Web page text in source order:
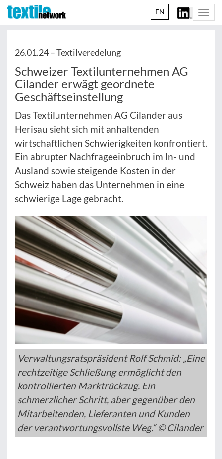
EN
26.01.24 –Textilveredelung
Schweizer Textilunternehmen AG
Cilander erwägt geordnete
Geschäftseinstellung
Das Textilunternehmen AG Cilander aus
Herisau sieht sich mit anhaltenden
wirtschaftlichen Schwierigkeiten konfrontiert.
Ein abrupter Nachfrageeinbruch im In- und
Ausland sowie steigende Kosten in der
Schweiz haben das Unternehmen in eine
schwierige Lage gebracht.
Verwaltungsratspräsident Rolf Schmid: „Eine
rechtzeitige Schließung ermöglicht den
kontrollierten Marktrückzug. Ein
schmerzlicher Schritt, aber gegenüber den
Mitarbeitenden, Lieferanten und Kunden
der verantwortungsvollste Weg.“ © Cilander